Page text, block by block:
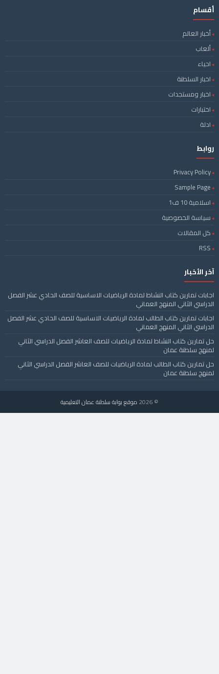
أقسام
أخبار العالم
ألعاب
احياء
اخبار السلطنة
اخبار ومستجدات
اختبارات
ادلة
روابط
Privacy Policy
Sample Page
اسلامية 10 ف1
سياسة الخصوصية
كل المقالات
RSS
آخر الأخبار
اجابات تمارين كتاب النشاط لمادة الرياضيات الاساسية للصف الحادي عشر الفصل
الدراسي الثاني المنهج العماني
اجابات تمارين كتاب الطالب لمادة الرياضيات الاساسية للصف الحادي عشر الفصل
الدراسي الثاني المنهج العماني
حل تمارين كتاب النشاط لمادة الرياضيات للصف العاشر الفصل الدراسي الثاني
لمنهج سلطنة عمان
حل تمارين كتاب الطالب لمادة الرياضيات للصف العاشر الفصل الدراسي الثاني
لمنهج سلطنة عمان
© 2026 موقع بوابة سلطنة عمان التعليمية